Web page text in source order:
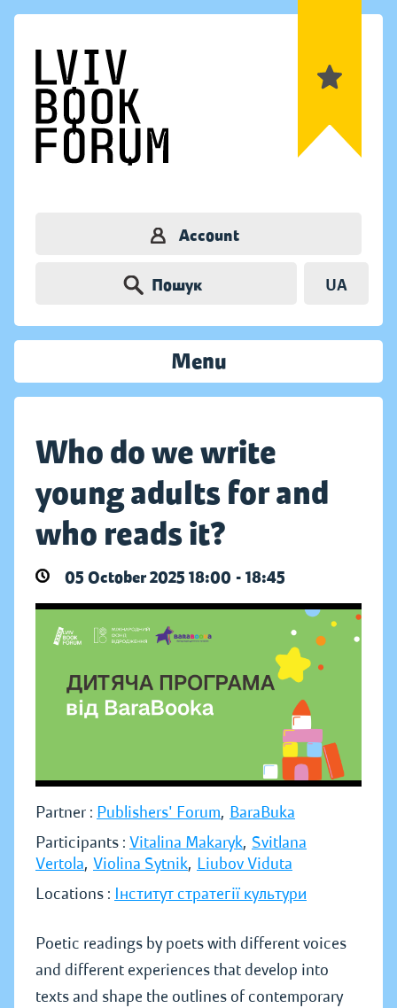
Account
Пошук UA
Menu
Who do we write
young adults for and
who reads it?
05 October 2025 18:00 - 18:45
Partner : Publishers' Forum, BaraBuka
Participants : Vitalina Makaryk, Svitlana
Vertola, Violina Sytnik, Liubov Viduta
Locations : Інститут стратегії культури
Poetic readings by poets with different voices
and different experiences that develop into
texts and shape the outlines of contemporary